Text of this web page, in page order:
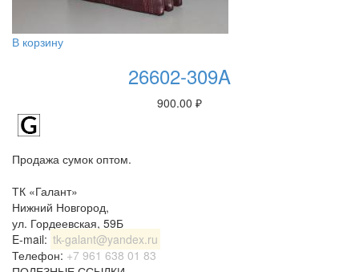
В корзину
26602-309A
900.00 ₽
Продажа сумок оптом.
ТК «Галант»
Нижний Новгород,
ул. Гордеевская, 59Б
E-mail: tk-galant@yandex.ru
Телефон: +7 961 638 01 83